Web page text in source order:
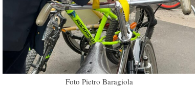
Foto Pietro Baragiola